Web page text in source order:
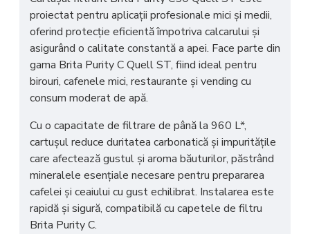
proiectat pentru aplicații profesionale mici și medii,
oferind protecție eficientă împotriva calcarului și
asigurând o calitate constantă a apei. Face parte din
gama Brita Purity C Quell ST, fiind ideal pentru
birouri, cafenele mici, restaurante și vending cu
consum moderat de apă.
Cu o capacitate de filtrare de până la 960 L*,
cartușul reduce duritatea carbonatică și impuritățile
care afectează gustul și aroma băuturilor, păstrând
mineralele esențiale necesare pentru prepararea
cafelei și ceaiului cu gust echilibrat. Instalarea este
rapidă și sigură, compatibilă cu capetele de filtru
Brita Purity C.